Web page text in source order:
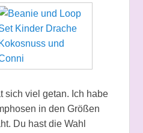
sich viel getan. Ich habe
in den Größen
Du hast die Wahl